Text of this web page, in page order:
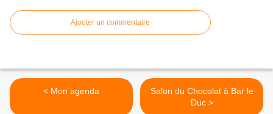
Ajouter un commentaire
< Mon agenda
Salon du Chocolat à Bar le
Duc >